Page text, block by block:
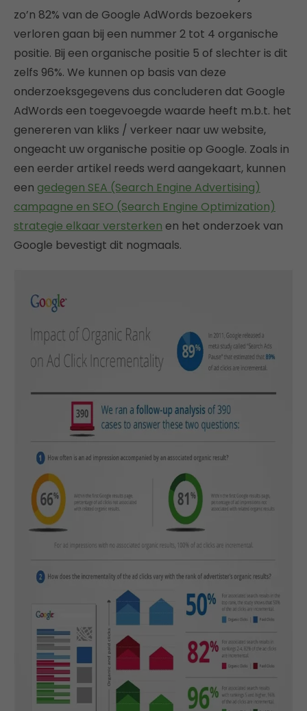
zo’n 82% van de Google AdWords bezoekers
verloren gaan bij een nummer 2 tot 4 organische
positie. Bij een organische positie 5 of slechter is dit
zelfs 96%. We kunnen op basis van deze
onderzoeksgegevens dus concluderen dat Google
AdWords een toegevoegde waarde heeft m.b.t. het
genereren van kliks / verkeer naar uw website,
ongeacht uw organische positie op Google. Zoals in
een eerder artikel reeds werd aangekaart, kunnen
een gedegen SEA (Search Engine Advertising)
campagne en SEO (Search Engine Optimization)
strategie elkaar versterken en het onderzoek van
Google bevestigt dit nogmaals.